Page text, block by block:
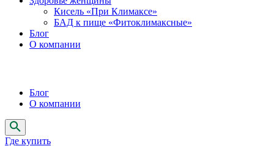
Кисель «При Климаксе»
БАД к пище «Фитоклимаксные»
Блог
О компании
Блог
О компании
Где купить